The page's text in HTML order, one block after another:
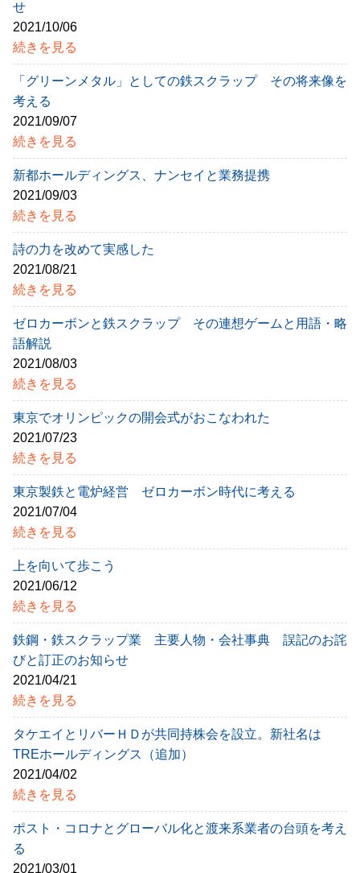
せ
2021/10/06
続きを見る
「グリーンメタル」としての鉄スクラップ その将来像を
考える
2021/09/07
続きを見る
新都ホールディングス、ナンセイと業務提携
2021/09/03
続きを見る
詩の力を改めて実感した
2021/08/21
続きを見る
ゼロカーボンと鉄スクラップ その連想ゲームと用語・略
語解説
2021/08/03
続きを見る
東京でオリンピックの開会式がおこなわれた
2021/07/23
続きを見る
東京製鉄と電炉経営 ゼロカーボン時代に考える
2021/07/04
続きを見る
上を向いて歩こう
2021/06/12
続きを見る
鉄鋼・鉄スクラップ業 主要人物・会社事典 誤記のお詫
びと訂正のお知らせ
2021/04/21
続きを見る
タケエイとリバーＨＤが共同持株会を設立。新社名は
TREホールディングス（追加）
2021/04/02
続きを見る
ポスト・コロナとグローバル化と渡来系業者の台頭を考え
る
2021/03/01